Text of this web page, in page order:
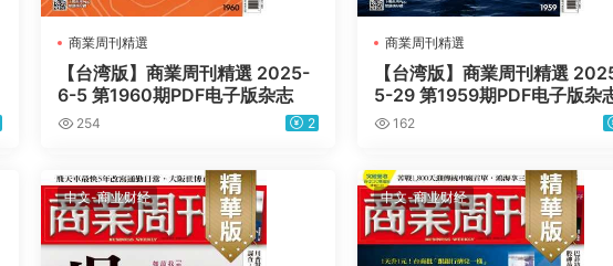
商業周刊精選
【台湾版】商業周刊精選 2025-
6-5 第1960期PDF电子版杂志
254 2
商業周刊精選
【台湾版】商業周刊精選
5-29 第1959期PDF电子版杂
162
中文-商业财经 中文-商业财经